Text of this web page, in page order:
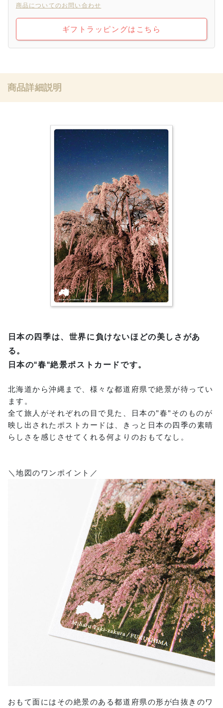
商品についてのお問い合わせ
ギフトラッピングはこちら
商品詳細説明
日本の四季は、世界に負けないほどの美しさがあ
る。
日本の"春"絶景ポストカードです。
北海道から沖縄まで、様々な都道府県で絶景が待ってい
ます。
全て旅人がそれぞれの目で見た、日本の"春"そのものが
映し出されたポストカードは、きっと日本の四季の素晴
らしさを感じさせてくれる何よりのおもてなし。
＼地図のワンポイント／
おもて面にはその絶景のある都道府県の形が白抜きのワ